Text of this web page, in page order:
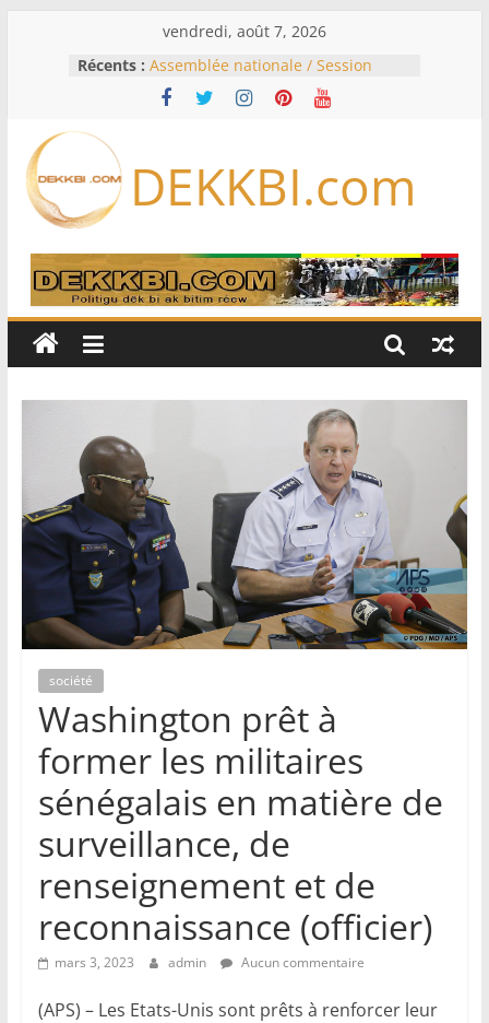
vendredi, août 7, 2026
Récents : Assemblée nationale / Session
extraordinaire: Six commissions
d’enquête à l’ordre du jour ce lundi
Bénin: Patrice Talon élu président
du Sénat, moins de trois mois
Pakistan et la Turquie signent un
accord de défense
RD Congo: Kinshasa interdit les
exportations de cuivre et de cobalt
production
DEKKBI.com
société
Washington prêt à
former les militaires
sénégalais en matière de
surveillance, de
renseignement et de
reconnaissance (officier)
mars 3, 2023 admin Aucun commentaire
(APS) – Les Etats-Unis sont prêts à renforcer leur